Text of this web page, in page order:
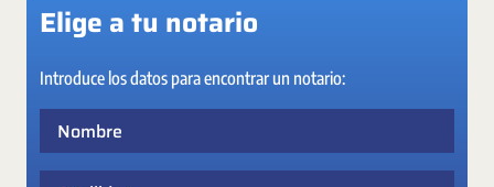
Elige a tu notario
Introduce los datos para encontrar un notario: